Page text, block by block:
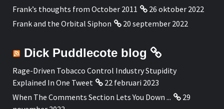
Frank’s thoughts from October 2011
26 oktober 2022
Frank and the Orbital Siphon
20 september 2022
Dick Puddlecote blog
Rage-Driven Tobacco Control Industry Stupidity
Explained In One Tweet
22 februari 2023
When The Comments Section Lets You Down ...
29